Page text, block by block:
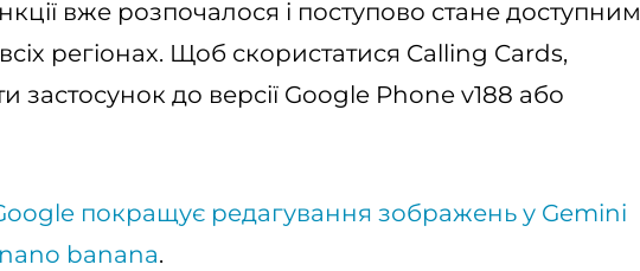
вже розпочалося і поступово стане доступним
регіонах. Щоб скористатися Calling Cards,
застосунок до версії Google Phone v188 або
покращує редагування зображень у Gemini
banana.